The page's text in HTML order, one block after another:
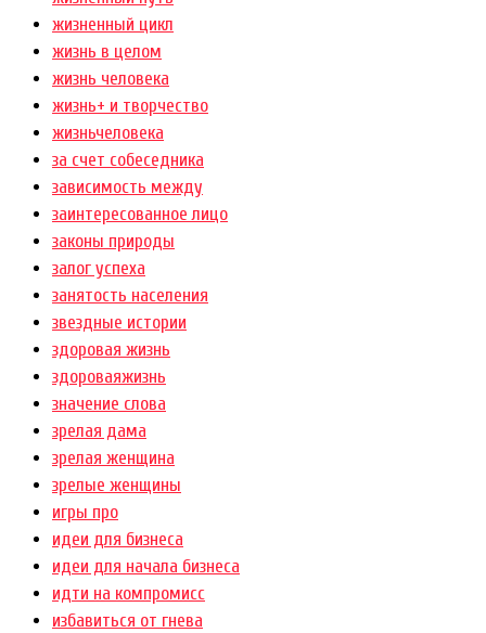
жизненный цикл
жизнь в целом
жизнь человека
жизнь+ и творчество
жизньчеловека
за счет собеседника
зависимость между
заинтересованное лицо
законы природы
залог успеха
занятость населения
звездные истории
здоровая жизнь
здороваяжизнь
значение слова
зрелая дама
зрелая женщина
зрелые женщины
игры про
идеи для бизнеса
идеи для начала бизнеса
идти на компромисс
избавиться от гнева